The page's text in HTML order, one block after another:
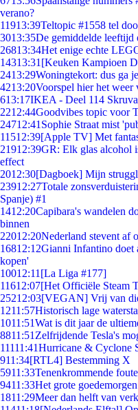
verano?
11913:39Teltopic #1558 tel
3013:35De gemiddelde
26813:34Het enige echte
14313:31 [Keuken Kampioen
2413:29Woningtekort: dus ga
4213:20Voorspel hier het weer
613:17IKEA - Deel 114
2212:44Goodvibes topic voor
24712:41 Sophie Straat mist
11512:39[Apple TV] Met
21912:39GR: Elk glas alcohol
effect
2012:30[Dagboek] Mijn
23912:27Totale
Spanje) #1
1412:20Capibara's wandelen
binnen
22012:20Nederland stevent af
16812:12Gianni Infantino doet
kopen'
10012:11 [La Liga #177]
11612:07[Het Officiële Steam
25212:03[VEGAN] Vrij van
1211:57Historisch lage
1011:51Wat is dit jaar de
8811:51 Zelfrijdende Tesla's
11111:41Hurricane & Cyclone
911:34[RTL4] Bestemming X
5911:33Tenenkrommende
9411:33Het grote
1811:29Meer dan helft van